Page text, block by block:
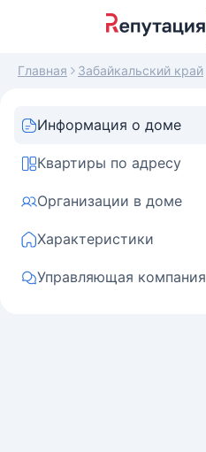
Главная Забайкальский край
Информация о доме
Квартиры по адресу
Организации в доме
Характеристики
Управляющая компания